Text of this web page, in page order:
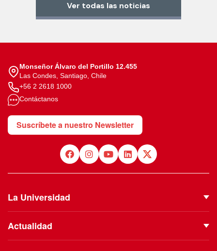
Ver todas las noticias
Monseñor Álvaro del Portillo 12.455
Las Condes, Santiago, Chile
+56 2 2618 1000
Contáctanos
Suscríbete a nuestro Newsletter
La Universidad
Actualidad